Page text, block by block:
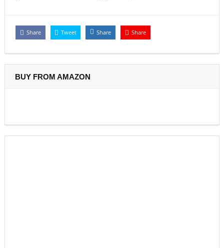
Share Tweet Share Share
BUY FROM AMAZON